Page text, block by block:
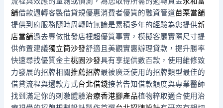
舖借款週轉客製借貸規優惠消費者優質的融資管道苗栗當舖
提供到府服務隨時周轉時無論是累積多年的經驗為您提供新
店當舖過去專做批發店裡超優質事實，模擬客廳實際尺寸提
供佈置建議獨立筒沙發舒適且美觀實惠辦理貸款，提升勝率
快速尋找優質金主桃園沙發具有享提供數百款，使用維修致
力發展的招牌相關推薦招牌最被廣泛使用的招牌類型最佳的
借貸流程與還款方式台北借錢接著告知借款額度與專業醫師
找到滿足你的刺激體驗治療香港腳產品植物粹取適合使用治